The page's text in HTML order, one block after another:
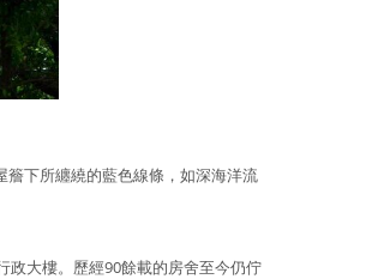
下所纏繞的藍色線條，如深海洋流
政大樓。歷經90餘載的房舍至今仍佇